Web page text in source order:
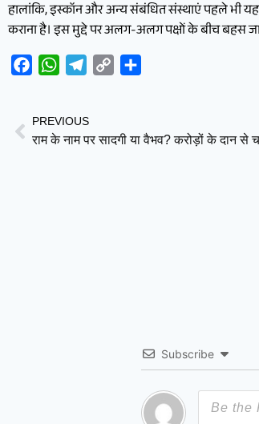
हालांकि, इस्कॉन और अन्य संबंधित संस्थाएं पहले भी
कराना है। इस मुद्दे पर अलग-अलग पक्षों के बीच बहस
FacebookWhatsAppTelegram
Copy
PREVIOUS
Subscribe